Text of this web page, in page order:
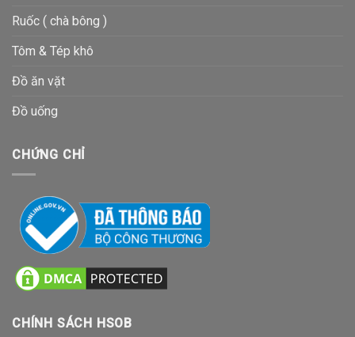
Ruốc ( chà bông )
Tôm & Tép khô
Đồ ăn vặt
Đồ uống
CHỨNG CHỈ
CHÍNH SÁCH HSOB